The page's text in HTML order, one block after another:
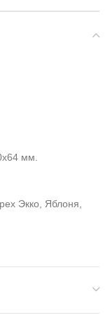
мм.
Экко, Яблоня,